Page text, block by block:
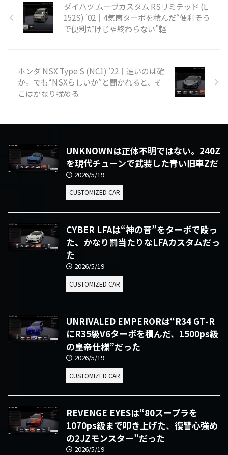
ダイハツ ムーヴカスタム RSリミテッド (L
152S) ’02｜4気筒ターボを積んだ“便利そう
で便利だけじゃ終わらない”軽
ホンダ NSX Type S (NC1) ’22｜速いのは確
か。でも“NSXらしいか”と聞かれると、そ
こはかなり揉める
UNKNOWNは正体不明ではない。240Z
を現代チューンで武装した青い旧車Zだ
2026/5/19
CUSTOMIZED CAR
CYBER LFAは“神の音”をターボで殴っ
た、かなり罰当たりなLFAカスタムだっ
た
2026/5/19
CUSTOMIZED CAR
UNRIVALED EMPERORは“R34 GT-R
にR35級V6ターボを積んだ、1500ps級
の皇帝仕様”だった
2026/5/19
CUSTOMIZED CAR
REVENGE EYESは“80スープラを
1070ps級まで叩き上げた、復讐心強め
の2JZモンスター”だった
2026/5/19